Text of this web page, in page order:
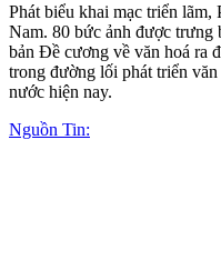
Phát biểu khai mạc triển
Nam. 80 bức ảnh được trưng
bản Đề cương về văn hoá ra
trong đường lối phát triển
nước hiện nay.
Nguồn Tin: